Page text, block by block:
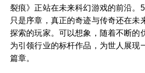
裂痕》正站在未来科幻游戏的前沿。
只是序章，真正的奇迹与传奇还在未
探索的玩家。可以想象，随着不断的
为引领行业的标杆作品，为世人展现
篇章。